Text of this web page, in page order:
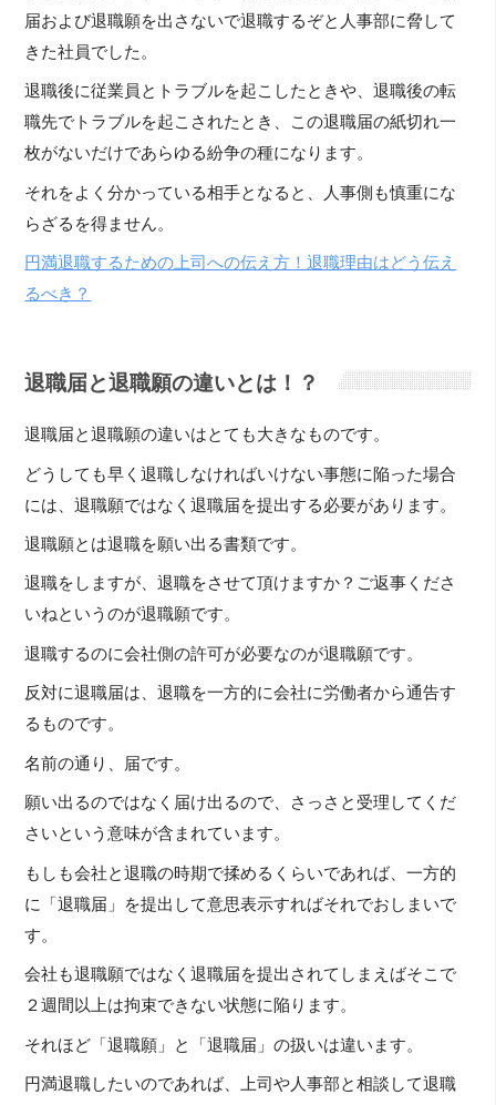
届および退職願を出さないで退職するぞと人事部に脅して
きた社員でした。
退職後に従業員とトラブルを起こしたときや、退職後の転
職先でトラブルを起こされたとき、この退職届の紙切れ一
枚がないだけであらゆる紛争の種になります。
それをよく分かっている相手となると、人事側も慎重にな
らざるを得ません。
円満退職するための上司への伝え方！退職理由はどう伝え
るべき？
退職届と退職願の違いとは！？
退職届と退職願の違いはとても大きなものです。
どうしても早く退職しなければいけない事態に陥った場合
には、退職願ではなく退職届を提出する必要があります。
退職願とは退職を願い出る書類です。
退職をしますが、退職をさせて頂けますか？ご返事くださ
いねというのが退職願です。
退職するのに会社側の許可が必要なのが退職願です。
反対に退職届は、退職を一方的に会社に労働者から通告す
るものです。
名前の通り、届です。
願い出るのではなく届け出るので、さっさと受理してくだ
さいという意味が含まれています。
もしも会社と退職の時期で揉めるくらいであれば、一方的
に「退職届」を提出して意思表示すればそれでおしまいで
す。
会社も退職願ではなく退職届を提出されてしまえばそこで
２週間以上は拘束できない状態に陥ります。
それほど「退職願」と「退職届」の扱いは違います。
円満退職したいのであれば、上司や人事部と相談して退職